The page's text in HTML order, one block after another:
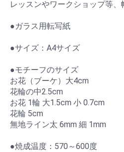
レッスンやワークショップ等
●ガラス用転写紙
●サイズ：A4サイズ
●モチーフのサイズ
お花（ブーケ）大4cm
花輪の中2.5cm
お花 1輪 大1.5cm 小 0.7cm
花輪 5cm
無地ライン太 6mm 細 1mm
●焼成温度：570～600度